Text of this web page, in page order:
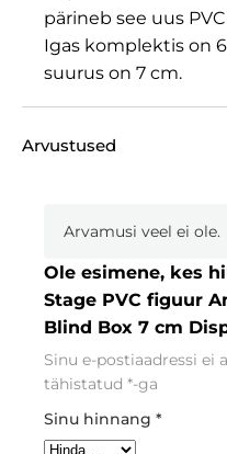
pärineb see uus
Igas komplektis on
suurus on 7 cm.
Arvustused
Arvamusi veel ei ole.
Ole esimene, kes
Stage PVC figuur
Blind Box 7 cm
Sinu e-postiaadressi ei
tähistatud *-ga
Sinu hinnang *